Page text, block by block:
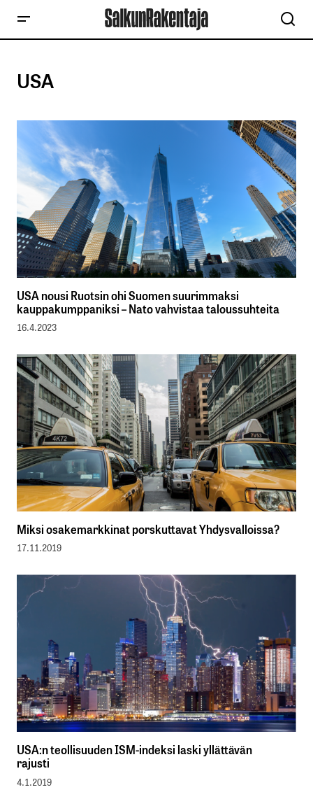
USA
USA nousi Ruotsin ohi Suomen suurimmaksi
kauppakumppaniksi – Nato vahvistaa taloussuhteita
16.4.2023
Miksi osakemarkkinat porskuttavat Yhdysvalloissa?
17.11.2019
USA:n teollisuuden ISM-indeksi laski yllättävän
rajusti
4.1.2019